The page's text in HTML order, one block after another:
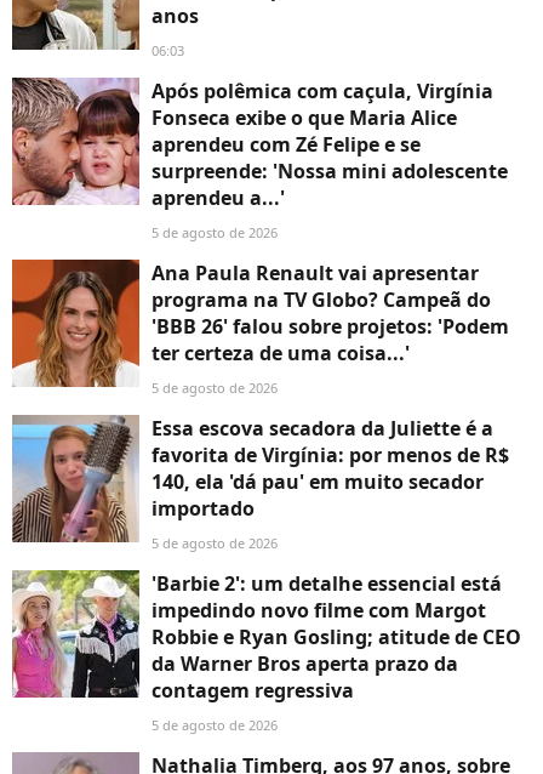
anos
06:03
Após polêmica com caçula, Virgínia
Fonseca exibe o que Maria Alice
aprendeu com Zé Felipe e se
surpreende: 'Nossa mini adolescente
aprendeu a...'
5 de agosto de 2026
Ana Paula Renault vai apresentar
programa na TV Globo? Campeã do
'BBB 26' falou sobre projetos: 'Podem
ter certeza de uma coisa...'
5 de agosto de 2026
Essa escova secadora da Juliette é a
favorita de Virgínia: por menos de R$
140, ela 'dá pau' em muito secador
importado
5 de agosto de 2026
'Barbie 2': um detalhe essencial está
impedindo novo filme com Margot
Robbie e Ryan Gosling; atitude de CEO
da Warner Bros aperta prazo da
contagem regressiva
5 de agosto de 2026
Nathalia Timberg, aos 97 anos, sobre